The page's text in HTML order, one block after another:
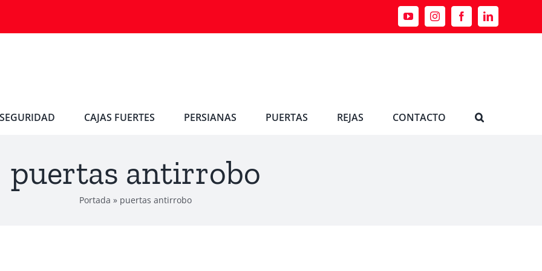
YouTubeInstagramFacebookLinkedIn
SEGURIDAD CAJAS FUERTES PERSIANAS PUERTAS REJAS CONTACTO
puertas antirrobo
Portada » puertas antirrobo